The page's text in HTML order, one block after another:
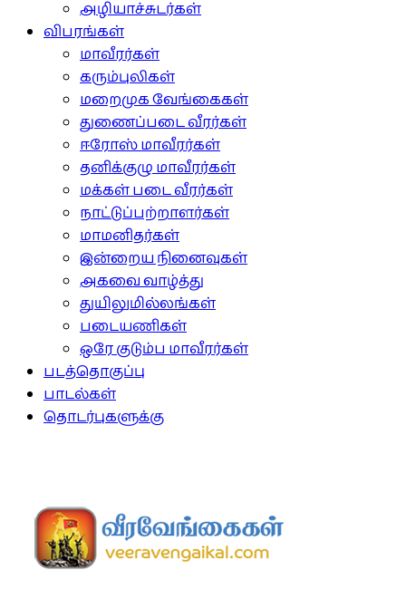
அழியாச்சுடர்கள்
விபரங்கள்
மாவீரர்கள்
கரும்புலிகள்
மறைமுக வேங்கைகள்
துணைப்படை வீரர்கள்
ஈரோஸ் மாவீரர்கள்
தனிக்குழு மாவீரர்கள்
மக்கள் படை வீரர்கள்
நாட்டுப்பற்றாளர்கள்
மாமனிதர்கள்
இன்றைய நினைவுகள்
அகவை வாழ்த்து
துயிலுமில்லங்கள்
படையணிகள்
ஒரே குடும்ப மாவீரர்கள்
படத்தொகுப்பு
பாடல்கள்
தொடர்புகளுக்கு